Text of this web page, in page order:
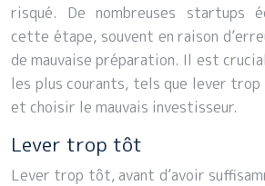
risqué. De nombreuses startups
cette étape, souvent en raison
de mauvaise préparation. Il est
les plus courants, tels que lever
et choisir le mauvais investisseur.
Lever trop tôt
Lever trop tôt, avant d’avoir